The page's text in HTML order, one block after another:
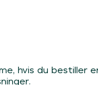
hvis du bestiller